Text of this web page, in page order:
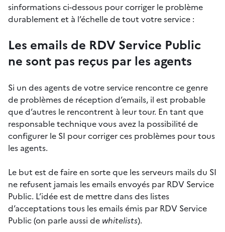
sinformations ci-dessous pour corriger le problème
durablement et à l’échelle de tout votre service :
Les emails de RDV Service Public
ne sont pas reçus par les agents
Si un des agents de votre service rencontre ce genre
de problèmes de réception d’emails, il est probable
que d’autres le rencontrent à leur tour. En tant que
responsable technique vous avez la possibilité de
configurer le SI pour corriger ces problèmes pour tous
les agents.
Le but est de faire en sorte que les serveurs mails du SI
ne refusent jamais les emails envoyés par RDV Service
Public. L’idée est de mettre dans des listes
d’acceptations tous les emails émis par RDV Service
Public (on parle aussi de whitelists).